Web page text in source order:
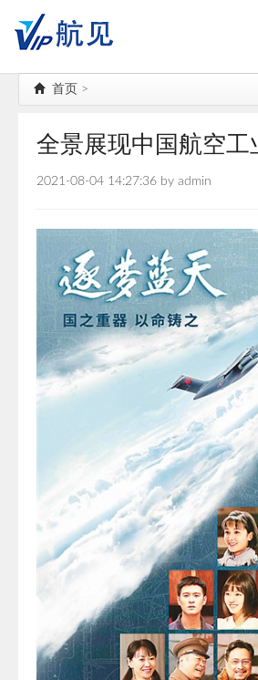
中国古镇大全
海岛出行
高端对话
公务机头等舱
首页 >
全景展现中国航空工
2021-08-04 14:27:36 by admin